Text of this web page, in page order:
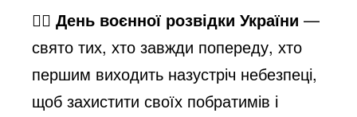
y
V
🕵️‍♂️День воєнної розвідки України —
свято тих, хто завжди попереду, хто
першим виходить назустріч небезпеці,
щоб захистити своїх побратимів і